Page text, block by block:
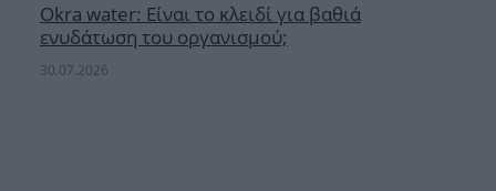
Okra water: Είναι το κλειδί για βαθιά
ενυδάτωση του οργανισμού;
30.07.2026